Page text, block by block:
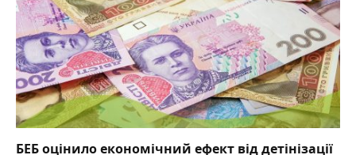
БЕБ оцінило економічний ефект від детінізації